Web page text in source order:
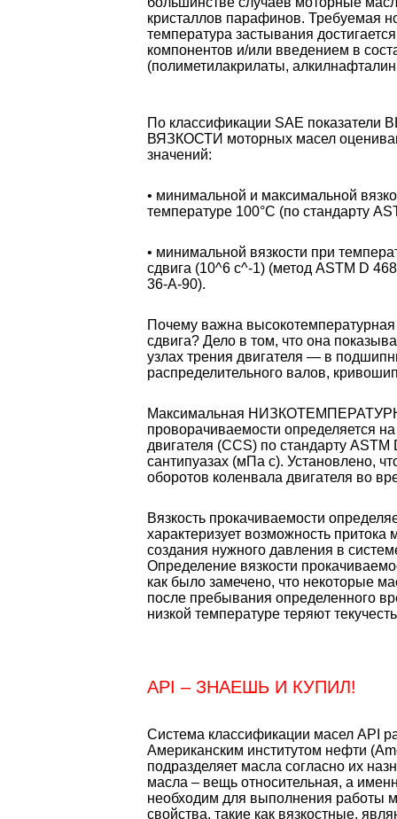
кристаллов парафинов. Требуемая
температура застывания
компонентов и/или введением в
(полиметилакрилаты,
По классификации SAE
ВЯЗКОСТИ моторных масел
значений:
• минимальной и максимальной
температуре 100°С (по стандарту
• минимальной вязкости при
сдвига (10^6 с^-1) (метод ASTM D
36-А-90).
Почему важна
сдвига? Дело в том, что она
узлах трения двигателя — в
распределительного валов,
Максимальная
проворачиваемости определяется
двигателя (CCS) по стандарту
сантипуазах (мПа с). Установлено,
оборотов коленвала двигателя во
Вязкость прокачиваемости
характеризует возможность
создания нужного давления в
Определение вязкости
как было замечено, что некоторые
после пребывания определенного
низкой температуре теряют
API – ЗНАЕШЬ И КУПИЛ!
Система классификации масел API
Американским институтом нефти
подразделяет масла согласно их
масла – вещь относительная, а
необходим для выполнения работы
свойства, такие как вязкостные,